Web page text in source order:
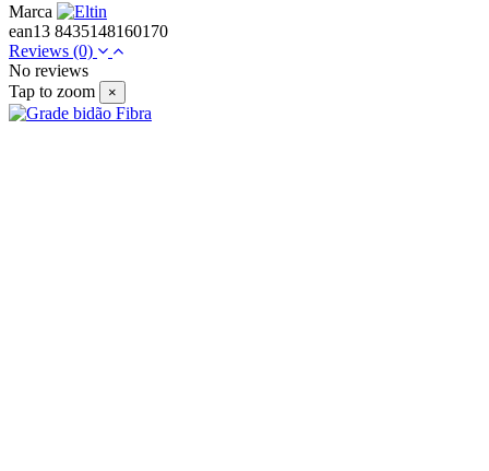
Marca
ean13 8435148160170
Reviews (0)
No reviews
Tap to zoom
×